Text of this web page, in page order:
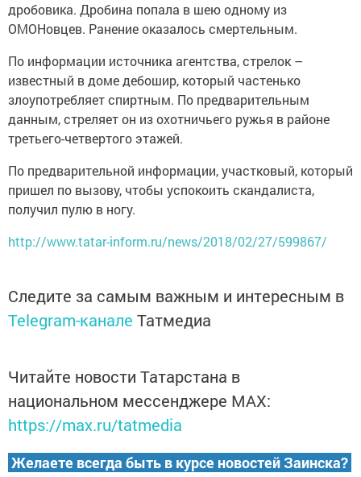
дробовика. Дробина попала в шею одному из
ОМОНовцев. Ранение оказалось смертельным.
По информации источника агентства, стрелок –
известный в доме дебошир, который частенько
злоупотребляет спиртным. По предварительным
данным, стреляет он из охотничьего ружья в районе
третьего-четвертого этажей.
По предварительной информации, участковый, который
пришел по вызову, чтобы успокоить скандалиста,
получил пулю в ногу.
http://www.tatar-inform.ru/news/2018/02/27/599867/
Следите за самым важным и интересным в
Telegram-канале Татмедиа
Читайте новости Татарстана в
национальном мессенджере MАХ:
https://max.ru/tatmedia
Желаете всегда быть в курсе новостей Заинска?